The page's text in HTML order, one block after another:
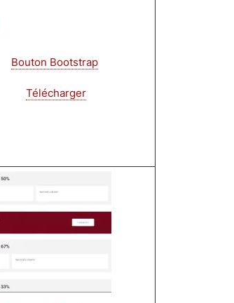
Bouton Bootstrap
Télécharger